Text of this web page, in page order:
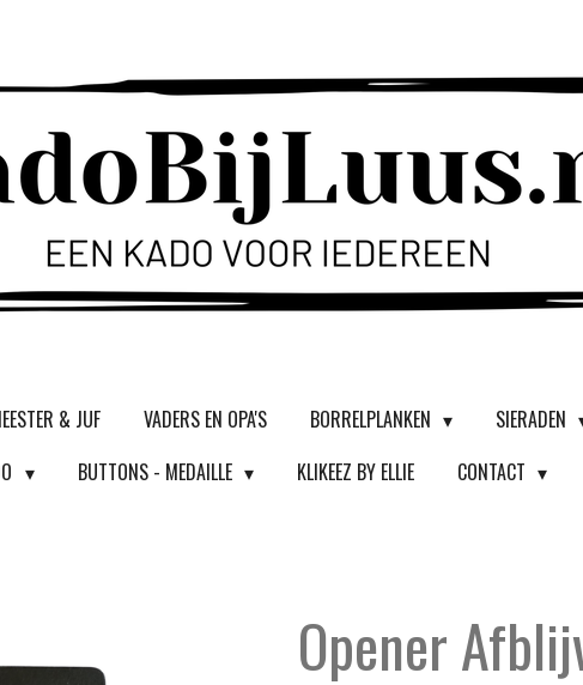
& JUF VADERS EN OPA'S BORRELPLANKEN SIERADEN
BUTTONS - MEDAILLE KLIKEEZ BY ELLIE CONTACT
Opener